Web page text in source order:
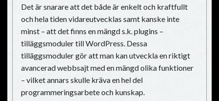
Det är snarare att det både är enkelt och kraftfullt
och hela tiden vidareutvecklas samt kanske inte
minst – att det finns en mängd s.k. plugins –
tilläggsmoduler till WordPress. Dessa
tilläggsmoduler gör att man kan utveckla en riktigt
avancerad webbsajt med en mängd olika funktioner
– vilket annars skulle kräva en hel del
programmeringsarbete och kunskap.